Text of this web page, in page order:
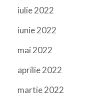
iulie 2022
iunie 2022
mai 2022
aprilie 2022
martie 2022